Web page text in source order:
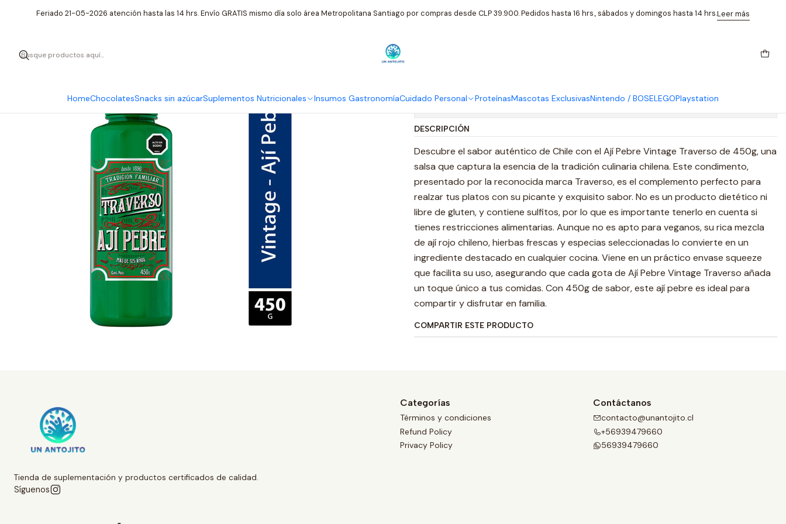
HomeChocolatesSnacks sin azúcarSuplementos Nutricionales Insumos GastronomíaCuidado Personal ProteínasMascotas ExclusivasNintendo / BOSELEGOPlaystation
Feriado 21-05-2026 atención hasta las 14 hrs. Envío GRATIS mismo día solo área Metropolitana Santiago por compras desde CLP 39.900. Pedidos hasta 16 hrs., sábados y domingos hasta 14 hrs.Leer más
Inicio Insumos Gastronomía Ají Pebre Vintage Traverso 450g
Mostrar stock de ubicaciones
DESCRIPCIÓN
Descubre el sabor auténtico de Chile con el Ají Pebre Vintage Traverso de 450g, una
salsa que captura la esencia de la tradición culinaria chilena. Este condimento,
presentado por la reconocida marca Traverso, es el complemento perfecto para
realzar tus platos con su picante y exquisito sabor. No es un producto dietético ni
libre de gluten, y contiene sulfitos, por lo que es importante tenerlo en cuenta si
tienes restricciones alimentarias. Aunque no es apto para veganos, su rica mezcla
de ají rojo chileno, hierbas frescas y especias seleccionadas lo convierte en un
ingrediente destacado en cualquier cocina. Viene en un práctico envase squeeze
que facilita su uso, asegurando que cada gota de Ají Pebre Vintage Traverso añada
un toque único a tus comidas. Con 450g de sabor, este ají pebre es ideal para
compartir y disfrutar en familia.
COMPARTIR ESTE PRODUCTO
Tienda de suplementación y productos certificados de calidad.
Síguenos
Categorías
Términos y condiciones
Refund Policy
Privacy Policy
Contáctanos
contacto@unantojito.cl
+56939479660
56939479660